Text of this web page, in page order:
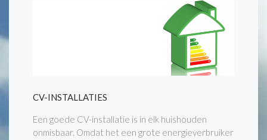
CV-INSTALLATIES
Een goede CV-installatie is in elk huishouden
onmisbaar. Omdat het een grote energieverbruiker